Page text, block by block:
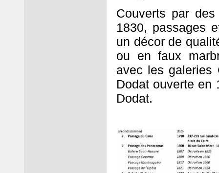
Couverts par
1830, passages
un décor de
ou en faux
avec les galeries
Dodat ouverte en
Dodat.